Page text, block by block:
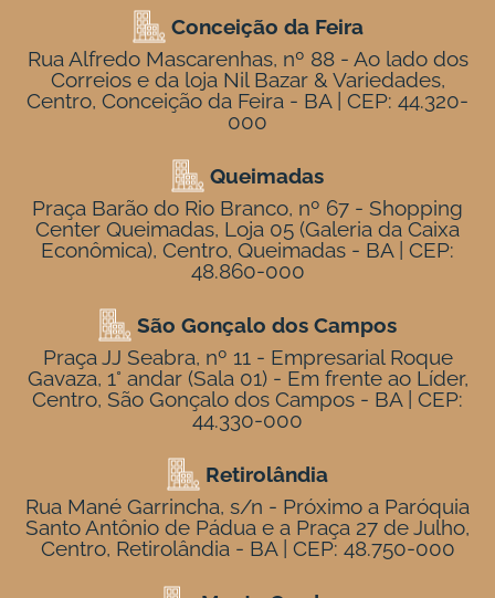
Conceição da Feira
Rua Alfredo Mascarenhas, nº 88 - Ao lado dos
Correios e da loja Nil Bazar & Variedades,
Centro, Conceição da Feira - BA | CEP: 44.320-
000
Queimadas
Praça Barão do Rio Branco, nº 67 - Shopping
Center Queimadas, Loja 05 (Galeria da Caixa
Econômica), Centro, Queimadas - BA | CEP:
48.860-000
São Gonçalo dos Campos
Praça JJ Seabra, nº 11 - Empresarial Roque
Gavaza, 1° andar (Sala 01) - Em frente ao Líder,
Centro, São Gonçalo dos Campos - BA | CEP:
44.330-000
Retirolândia
Rua Mané Garrincha, s/n - Próximo a Paróquia
Santo Antônio de Pádua e a Praça 27 de Julho,
Centro, Retirolândia - BA | CEP: 48.750-000